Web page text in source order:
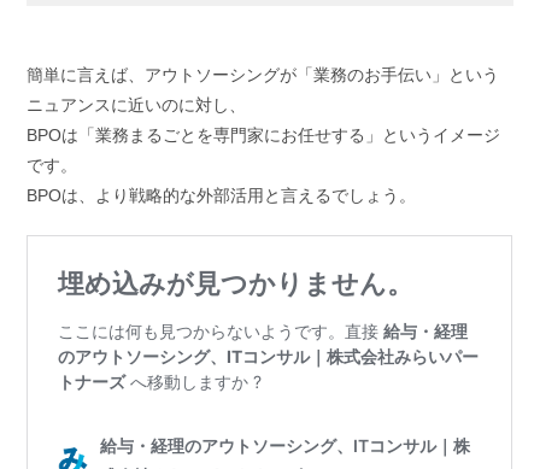
簡単に言えば、アウトソーシングが「業務のお手伝い」という
ニュアンスに近いのに対し、
BPOは「業務まるごとを専門家にお任せする」というイメージ
です。
BPOは、より戦略的な外部活用と言えるでしょう。